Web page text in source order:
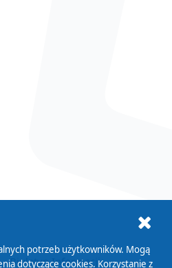
Biuletyn Informacji
potrzeb użytkowników. Mogą
dotyczące cookies. Korzystanie z